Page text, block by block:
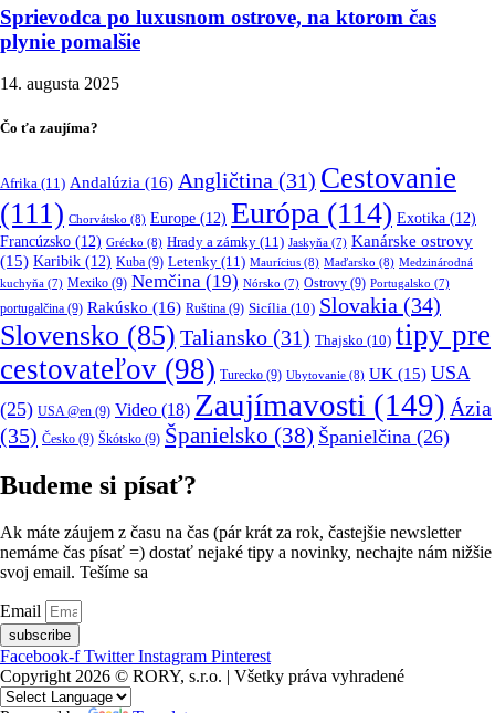
Sprievodca po luxusnom ostrove, na ktorom čas
plynie pomalšie
14. augusta 2025
Čo ťa zaujíma?
Afrika (11) Andalúzia (16) Angličtina (31) Cestovanie
(111) Chorvátsko (8) Europe (12) Európa (114) Exotika (12)
Francúzsko (12) Grécko (8) Hrady a zámky (11) Jaskyňa (7) Kanárske ostrovy
(15) Karibik (12) Kuba (9) Letenky (11) Maurícius (8) Maďarsko (8) Medzinárodná
kuchyňa (7) Mexiko (9) Nemčina (19) Nórsko (7) Ostrovy (9) Portugalsko (7)
portugalčina (9) Rakúsko (16) Ruština (9) Sicília (10) Slovakia (34)
Slovensko (85) Taliansko (31) Thajsko (10) tipy pre
cestovateľov (98) Turecko (9) Ubytovanie (8) UK (15) USA
(25) USA @en (9) Video (18) Zaujímavosti (149) Ázia
(35) Česko (9) Škótsko (9) Španielsko (38) Španielčina (26)
Budeme si písať?
Ak máte záujem z času na čas (pár krát za rok, častejšie newsletter
nemáme čas písať =) dostať nejaké tipy a novinky, nechajte nám nižšie
svoj email. Tešíme sa
Email
subscribe
Facebook-f Twitter Instagram Pinterest
Copyright 2026 © RORY, s.r.o. | Všetky práva vyhradené